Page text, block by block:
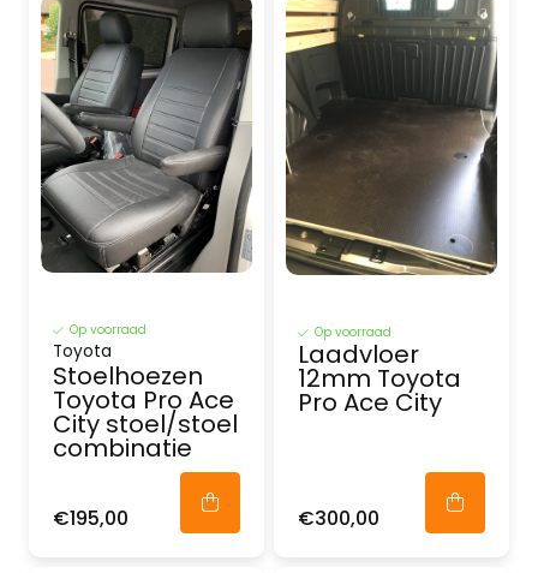
Op voorraad
Toyota
Stoelhoezen
Toyota Pro Ace
City stoel/stoel
combinatie
€195,00
Op voorraad
Laadvloer
12mm Toyota
Pro Ace City
€300,00